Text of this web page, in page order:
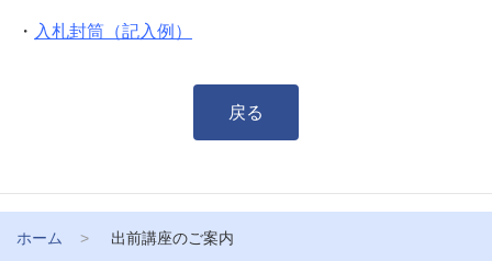
・ 入札封筒（記入例）
戻る
ホーム 出前講座のご案内